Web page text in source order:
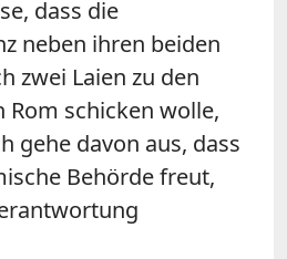
dass die
neben ihren beiden
zwei Laien zu den
Rom schicken wolle,
gehe davon aus, dass
Behörde freut,